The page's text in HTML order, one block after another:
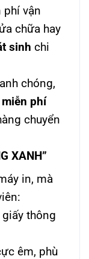
phí vận
chữa hay
sinh chi
chóng,
miễn phí
chuyển
XANH”
in, mà
thông
êm, phù